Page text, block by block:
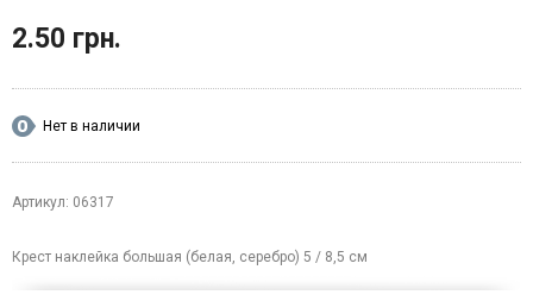
2.50 грн.
Нет в наличии
Артикул: 06317
Крест наклейка большая (белая, серебро) 5 / 8,5 см